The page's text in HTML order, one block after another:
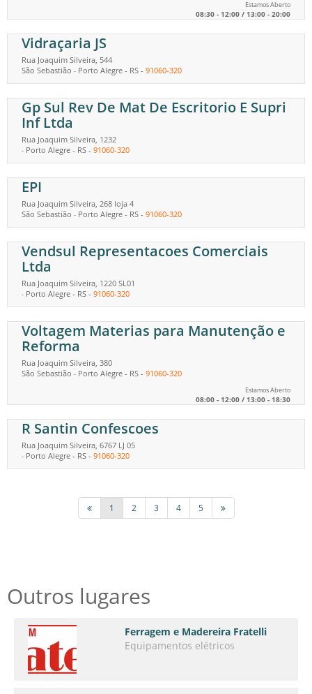
Estamos Aberto
08:30 - 12:00 / 13:00 - 20:00
Vidraçaria JS
Rua Joaquim Silveira, 544
São Sebastião - Porto Alegre - RS - 91060-320
Gp Sul Rev De Mat De Escritorio E Supri
Inf Ltda
Rua Joaquim Silveira, 1232
- Porto Alegre - RS - 91060-320
EPI
Rua Joaquim Silveira, 268 loja 4
São Sebastião - Porto Alegre - RS - 91060-320
Vendsul Representacoes Comerciais
Ltda
Rua Joaquim Silveira, 1220 SL01
- Porto Alegre - RS - 91060-320
Voltagem Materias para Manutenção e
Reforma
Rua Joaquim Silveira, 380
São Sebastião - Porto Alegre - RS - 91060-320
Estamos Aberto
08:00 - 12:00 / 13:00 - 18:30
R Santin Confescoes
Rua Joaquim Silveira, 6767 LJ 05
- Porto Alegre - RS - 91060-320
1 2 3 4 5
Outros lugares
Ferragem e Madereira Fratelli
Equipamentos elétricos